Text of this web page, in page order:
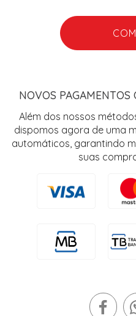
NOVOS
Além dos nossos
dispomos agora de uma
automáticos, garantindo
suas